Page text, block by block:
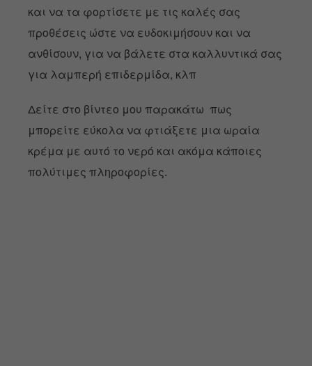
και να τα φορτίσετε με τις καλές σας
προθέσεις ώστε να ευδοκιμήσουν και να
ανθίσουν, για να βάλετε στα καλλυντικά σας
για λαμπερή επιδερμίδα, κλπ
Δείτε στο βίντεο μου παρακάτω πως
μπορείτε εύκολα να φτιάξετε μια ωραία
κρέμα με αυτό το νερό και ακόμα κάποιες
πολύτιμες πληροφορίες.